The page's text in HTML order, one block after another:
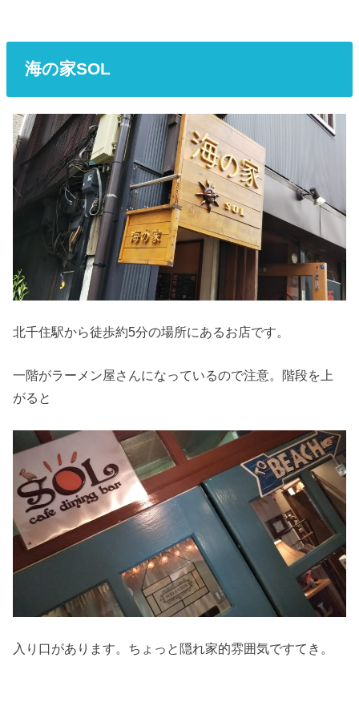
海の家SOL
北千住駅から徒歩約5分の場所にあるお店です。
一階がラーメン屋さんになっているので注意。階段を上
がると
入り口があります。ちょっと隠れ家的雰囲気ですてき。